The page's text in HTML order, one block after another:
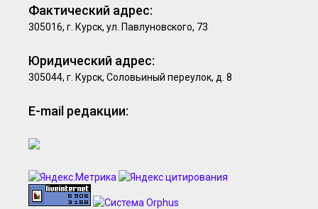
Фактический адрес:
305016, г. Курск, ул. Павлуновского, 73
Юридический адрес:
305044, г. Курск, Соловьиный переулок, д. 8
E-mail редакции: